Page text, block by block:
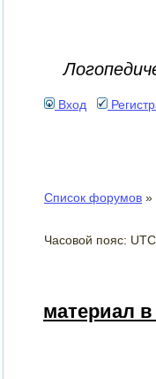
Вход
Список форумов »
Часовой пояс: UTC
материал